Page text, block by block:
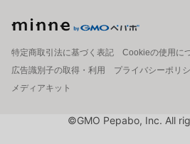
特定商取引法に基づく表記
Cookieの使用に
広告識別子の取得・利用
プライバシーポリ
メディアキット
©GMO Pepabo, Inc. All